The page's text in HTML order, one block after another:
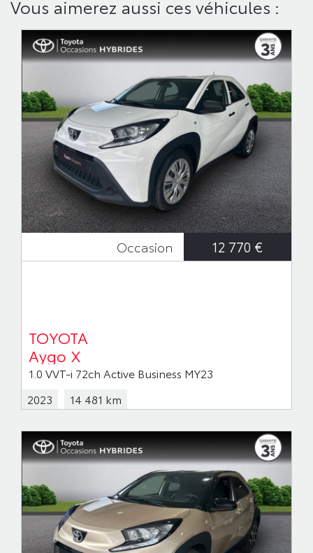
Vous aimerez aussi ces véhicules :
Occasion 12 770 €
TOYOTA
Aygo X
1.0 VVT-i 72ch Active Business MY23
2023
14 481 km